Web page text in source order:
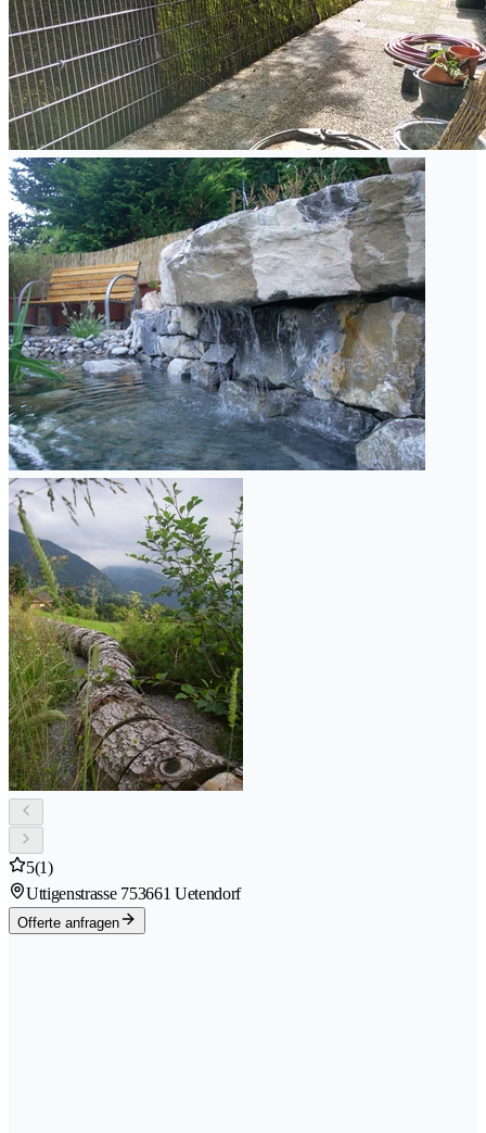
5(1)
Uttigenstrasse 753661 Uetendorf
Offerte anfragen